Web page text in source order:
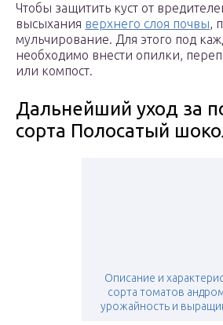
Чтобы защитить куст от
высыхания верхнего слоя почвы,
мульчирование. Для этого под
необходимо внести опилки,
или компост.
Дальнейший уход за
сорта Полосатый
Описание и
сорта томатов
урожайность и